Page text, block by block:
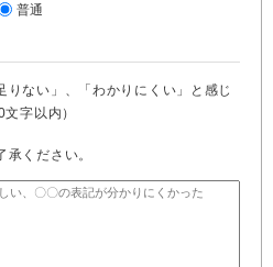
普通
りない」、「わかりにくい」と感じ
字以内）
ください。